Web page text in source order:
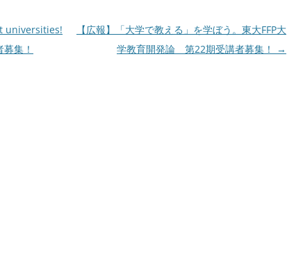
universities!
集！
【広報】「大学で教える」を学ぼう。東大FFP大
学教育開発論 第22期受講者募集！
→